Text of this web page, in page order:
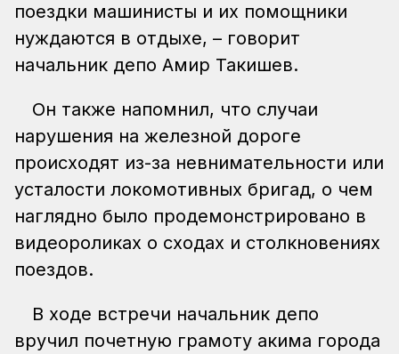
поездки машинисты и их помощники
нуждаются в отдыхе, – говорит
начальник депо Амир Такишев.
Он также напомнил, что случаи
нарушения на железной дороге
происходят из-за невнимательности или
усталости локомотивных бригад, о чем
наглядно было продемонстрировано в
видеороликах о сходах и столкновениях
поездов.
В ходе встречи начальник депо
вручил почетную грамоту акима города